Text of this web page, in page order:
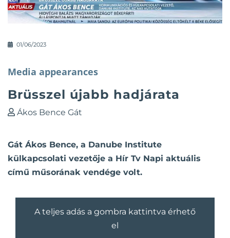
01/06/2023
Media appearances
Brüsszel újabb hadjárata
Ákos Bence Gát
Gát Ákos Bence, a Danube Institute
külkapcsolati vezetője a Hír Tv Napi aktuális
című műsorának vendége volt.
A teljes adás a gombra kattintva érhető
el